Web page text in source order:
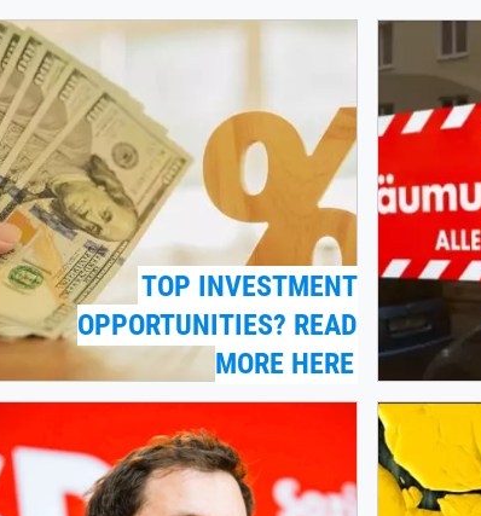
TOP INVESTMENT
OPPORTUNITIES? READ
MORE HERE